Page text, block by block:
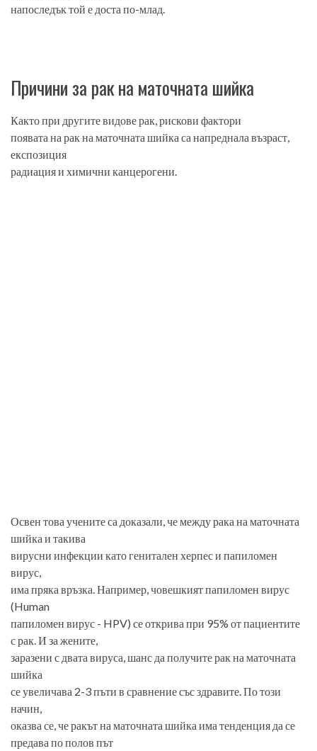
напоследък той е доста по-млад.
Причини за рак на маточната шийка
Както при другите видове рак, рискови фактори
появата на рак на маточната шийка са напреднала възраст,
експозиция
радиация и химични канцерогени.
Освен това учените са доказали, че между рака на маточната
шийка и такива
вирусни инфекции като генитален херпес и папиломен
вирус,
има пряка връзка. Например, човешкият папиломен вирус
(Human
папиломен вирус - HPV) се открива при 95% от пациентите
с рак. И за жените,
заразени с двата вируса, шанс да получите рак на маточната
шийка
се увеличава 2-3 пъти в сравнение със здравите. По този
начин,
оказва се, че ракът на маточната шийка има тенденция да се
предава по полов път